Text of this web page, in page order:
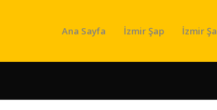
Ana Sayfa İzmir Şap İzmir